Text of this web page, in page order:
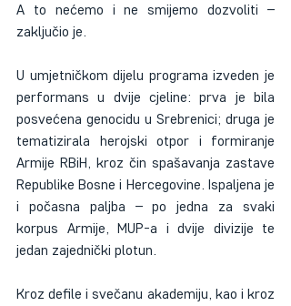
A to nećemo i ne smijemo dozvoliti –
zaključio je.
U umjetničkom dijelu programa izveden je
performans u dvije cjeline: prva je bila
posvećena genocidu u Srebrenici; druga je
tematizirala herojski otpor i formiranje
Armije RBiH, kroz čin spašavanja zastave
Republike Bosne i Hercegovine. Ispaljena je
i počasna paljba – po jedna za svaki
korpus Armije, MUP-a i dvije divizije te
jedan zajednički plotun.
Kroz defile i svečanu akademiju, kao i kroz